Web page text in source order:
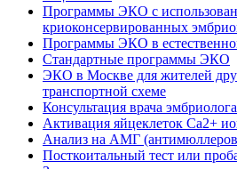
Программы ЭКО с
криоконсервированных
Программы ЭКО в
Стандартные программы ЭКО
ЭКО в Москве для жителей
транспортной схеме
Консультация врача эмбриолога
Активация яйцеклеток Са2+
Анализ на АМГ
Посткоитальный тест или